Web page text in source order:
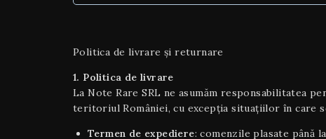
Politica de livrare și returnare
1. Politica de livrare
La Note Rare SRL ne asumăm responsabilitatea
teritoriul României, cu excepția situaţiilor în care
Termen de expediere: comenzile plasate până